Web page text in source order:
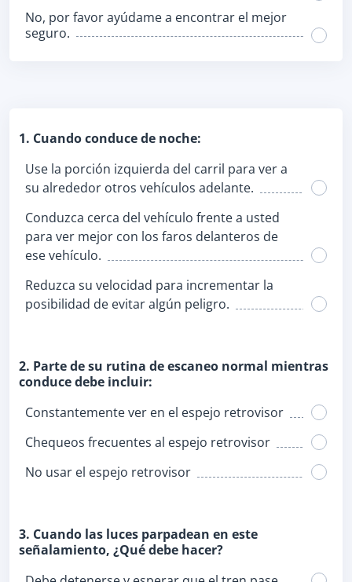
No, por favor ayúdame a encontrar el mejor
seguro.
1. Cuando conduce de noche:
Use la porción izquierda del carril para ver a
su alrededor otros vehículos adelante.
Conduzca cerca del vehículo frente a usted
para ver mejor con los faros delanteros de
ese vehículo.
Reduzca su velocidad para incrementar la
posibilidad de evitar algún peligro.
2. Parte de su rutina de escaneo normal mientras
conduce debe incluir:
Constantemente ver en el espejo retrovisor
Chequeos frecuentes al espejo retrovisor
No usar el espejo retrovisor
3. Cuando las luces parpadean en este
señalamiento, ¿Qué debe hacer?